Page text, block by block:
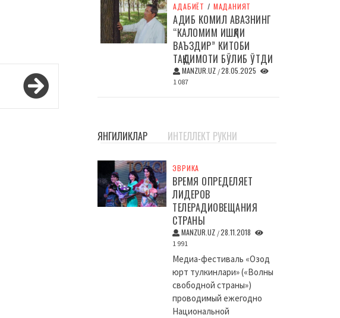
АДАБИЁТ / МАДАНИЯТ
АДИБ КОМИЛ АВАЗНИНГ
“КАЛОМИМ ИШҚЛИ
ВАЪЗДИР” КИТОБИ
ТАҚДИМОТИ БЎЛИБ ЎТДИ
MANZUR.UZ /28.05.2025
1 087
ЯНГИЛИКЛАР ИНТЕЛЛЕКТ РУКНИ
ЭВРИКА
ВРЕМЯ ОПРЕДЕЛЯЕТ
ЛИДЕРОВ
ТЕЛЕРАДИОВЕЩАНИЯ
СТРАНЫ
MANZUR.UZ /28.11.2018
1 991
Медиа-фестиваль «Озод
юрт тулкинлари» («Волны
свободной страны»)
проводимый ежегодно
Национальной